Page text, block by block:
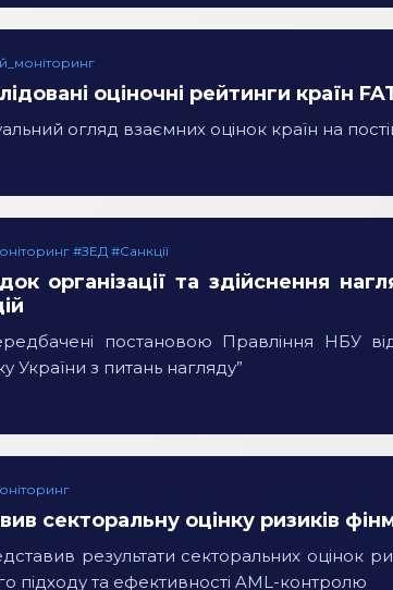
оціночні рейтинги країн
огляд взаємних оцінок країн на
#ЗЕД #Санкції
організації та здійснення
постановою Правління
України з питань нагляду”
секторальну оцінку ризиків
результати секторальних оцінок
підходу та ефективності AML-контролю